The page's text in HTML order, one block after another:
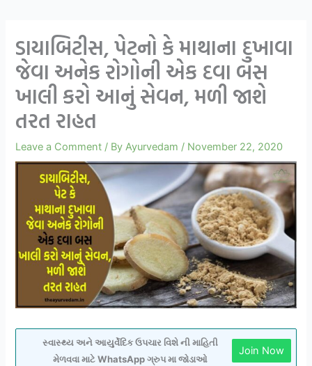
ડાયાબિટીસ, પેટનો કે માથાના દુખાવા
જેવા અનેક રોગોની એક દવા બસ
ખાલી કરો આનું સેવન, મળી જાશે
તરત રાહત
Leave a Comment / By Ayurvedam / November 22, 2020
સ્વાસ્થ્ય અને આયુર્વેદિક ઉપચાર વિશે ની માહિતી
મેળવવા માટે WhatsApp ગ્રુપ મા જોડાઓ
Join Now